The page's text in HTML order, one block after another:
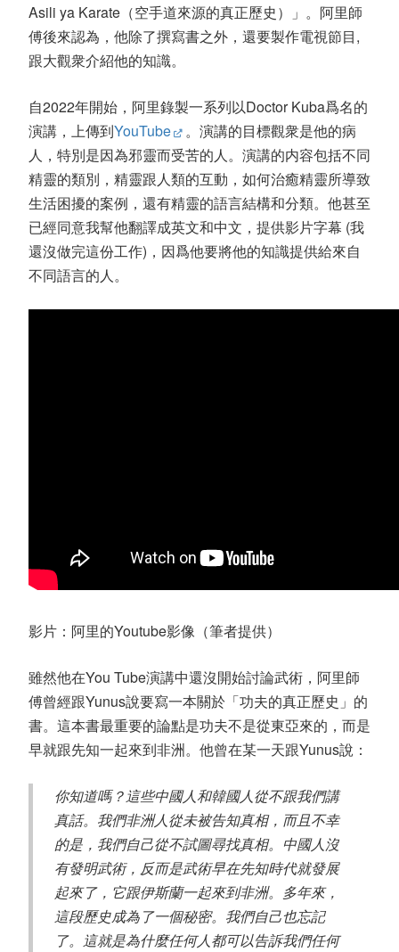
Asili ya Karate（空手道來源的真正歷史）」。阿里師
傅後來認為，他除了撰寫書之外，還要製作電視節目,
跟大觀衆介紹他的知識。
自2022年開始，阿里錄製一系列以Doctor Kuba爲名的
演講，上傳到YouTube
。演講的目標觀衆是他的病
人，特別是因為邪靈而受苦的人。演講的内容包括不同
精靈的類別，精靈跟人類的互動，如何治癒精靈所導致
生活困擾的案例，還有精靈的語言結構和分類。他甚至
已經同意我幫他翻譯成英文和中文，提供影片字幕 (我
還沒做完這份工作)，因爲他要將他的知識提供給來自
不同語言的人。
影片：阿里的Youtube影像（筆者提供）
雖然他在You Tube演講中還沒開始討論武術，阿里師
傅曾經跟Yunus說要寫一本關於「功夫的真正歷史」的
書。這本書最重要的論點是功夫不是從東亞來的，而是
早就跟先知一起來到非洲。他曾在某一天跟Yunus說：
你知道嗎？這些中國人和韓國人從不跟我們講
真話。我們非洲人從未被告知真相，而且不幸
的是，我們自己從不試圖尋找真相。中國人沒
有發明武術，反而是武術早在先知時代就發展
起來了，它跟伊斯蘭一起來到非洲。多年來，
這段歷史成為了一個秘密。我們自己也忘記
了。這就是為什麼任何人都可以告訴我們任何